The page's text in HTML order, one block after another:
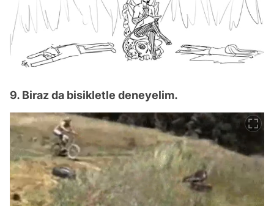
9. Biraz da bisikletle deneyelim.